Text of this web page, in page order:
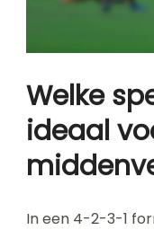
Welke
ideaal
In een 4-2-3-1